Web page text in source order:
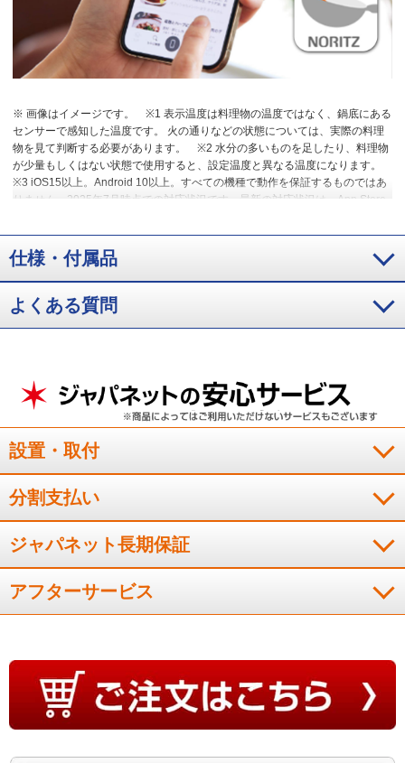
※ 画像はイメージです。
※1 表示温度は料理物の温度ではなく、鍋底にある
センサーで感知した温度です。 火の通りなどの状態については、実際の料理
物を見て判断する必要があります。
※2 水分の多いものを足したり、料理物
が少量もしくはない状態で使用すると、設定温度と異なる温度になります。
※3 iOS15以上。Android 10以上。すべての機種で動作を保証するものではあ
りません。2025年7月時点での対応状況です。最新の対応状況は、App Store
仕様・付属品
よくある質問
設置・取付
分割支払い
ジャパネット長期保証
アフターサービス